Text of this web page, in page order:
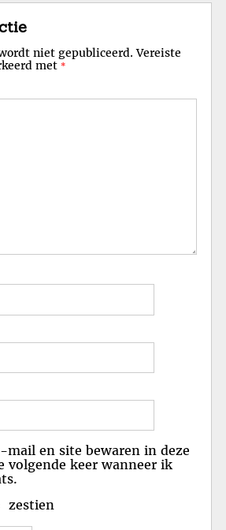
niet gepubliceerd. Vereiste
met *
mail en site bewaren in deze
volgende keer wanneer ik
zestien